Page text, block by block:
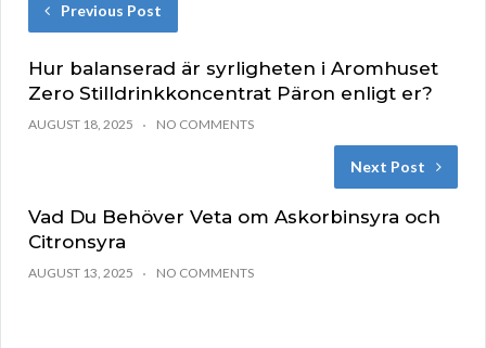
Previous Post
Hur balanserad är syrligheten i Aromhuset
Zero Stilldrinkkoncentrat Päron enligt er?
AUGUST 18, 2025 NO COMMENTS
Next Post
Vad Du Behöver Veta om Askorbinsyra och
Citronsyra
AUGUST 13, 2025 NO COMMENTS